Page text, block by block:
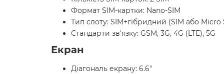
Формат SIM-картки: Nano-SIM
Тип слоту: SIM+гібридний (SIM або Micro
Стандарти зв'язку: GSM, 3G, 4G (LTE), 5G
Екран
Діагональ екрану: 6.6"